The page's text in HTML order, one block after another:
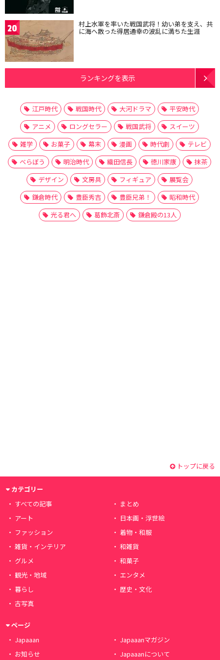
20 村上水軍を率いた戦国武将！幼い弟を支え、共
に海へ散った得居通幸の波乱に満ちた生涯
ランキングを表示
江戸時代 戦国時代 大河ドラマ
平安時代
アニメ
ロングセラー 戦国武将
スイーツ
雑学
お菓子 幕末 漫画 時代劇
テレビ
べらぼう
明治時代 織田信長 徳川家康
抹茶
デザイン
文房具 フィギュア
展覧会
鎌倉時代
豊臣秀吉 豊臣兄弟！
昭和時代
光る君へ
葛飾北斎 鎌倉殿の13人
トップに戻る
カテゴリー
すべての記事
まとめ
アート
日本画・浮世絵
ファッション
着物・和服
雑貨・インテリア
和雑貨
グルメ
和菓子
観光・地域
エンタメ
暮らし
歴史・文化
古写真
ページ
Japaaan
Japaaanマガジン
お知らせ
Japaaanについて